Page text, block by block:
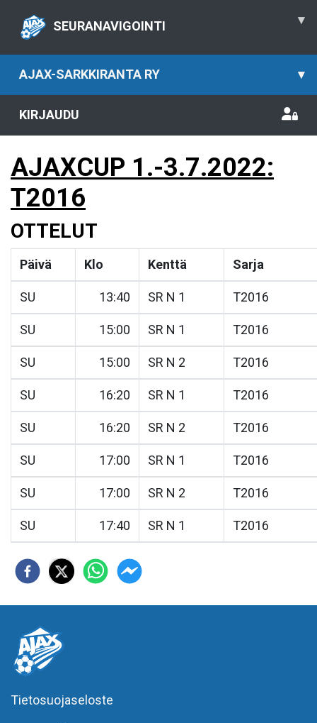
SEURANAVIGOINTI ▾
AJAX-SARKKIRANTA RY ▾
KIRJAUDU
AJAXCUP 1.-3.7.2022:
T2016
OTTELUT
Päivä Klo Kenttä Sarja
SU 13:40 SR N 1 T2016
SU 15:00 SR N 1 T2016
SU 15:00 SR N 2 T2016
SU 16:20 SR N 1 T2016
SU 16:20 SR N 2 T2016
SU 17:00 SR N 1 T2016
SU 17:00 SR N 2 T2016
SU 17:40 SR N 1 T2016
Tietosuojaseloste